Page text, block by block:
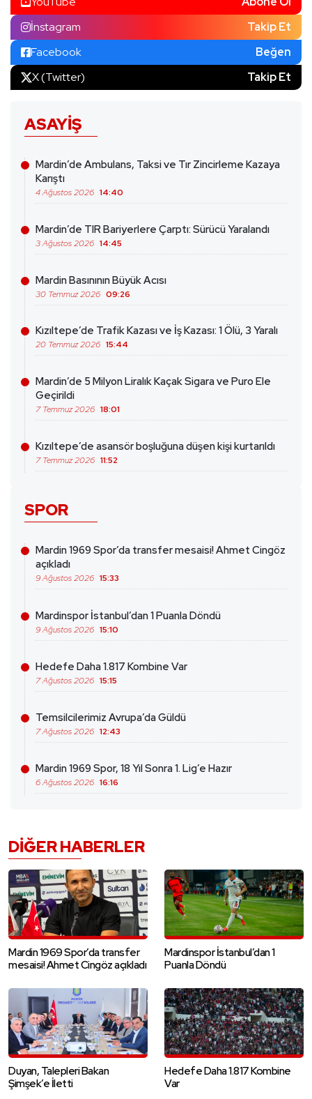
İnstagram
Takip Et
Facebook
Beğen
X (Twitter)
Takip Et
ASAYIŞ
Mardin’de Ambulans, Taksi ve Tır Zincirleme Kazaya
Karıştı
4 Ağustos 2026 14:40
Mardin’de TIR Bariyerlere Çarptı: Sürücü Yaralandı
3 Ağustos 2026 14:45
Mardin Basınının Büyük Acısı
30 Temmuz 2026 09:26
Kızıltepe’de Trafik Kazası ve İş Kazası: 1 Ölü, 3 Yaralı
20 Temmuz 2026 15:44
Mardin’de 5 Milyon Liralık Kaçak Sigara ve Puro Ele
Geçirildi
7 Temmuz 2026 18:01
Kızıltepe’de asansör boşluğuna düşen kişi kurtarıldı
7 Temmuz 2026 11:52
SPOR
Mardin 1969 Spor’da transfer mesaisi! Ahmet Cingöz
açıkladı
9 Ağustos 2026 15:33
Mardinspor İstanbul’dan 1 Puanla Döndü
9 Ağustos 2026 15:10
Hedefe Daha 1.817 Kombine Var
7 Ağustos 2026 15:15
Temsilcilerimiz Avrupa’da Güldü
7 Ağustos 2026 12:43
Mardin 1969 Spor, 18 Yıl Sonra 1. Lig’e Hazır
6 Ağustos 2026 16:16
DIĞER HABERLER
Mardin 1969 Spor’da transfer
mesaisi! Ahmet Cingöz açıkladı
Mardinspor İstanbul’dan 1
Puanla Döndü
Duyan, Talepleri Bakan
Şimşek’e İletti
Hedefe Daha 1.817 Kombine
Var